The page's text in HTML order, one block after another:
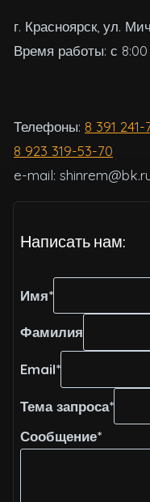
г. Красноярск, ул.
Время работы: с
Телефоны: 8 391
8 923 319-53-70
e-mail:
Написать нам:
Имя*
Фамилия
Email*
Тема запроса*
Сообщение*